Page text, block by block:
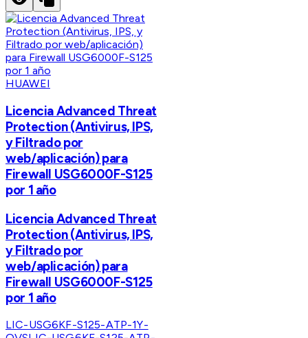
HUAWEI
Licencia Advanced Threat
Protection (Antivirus, IPS,
y Filtrado por
web/aplicación) para
Firewall USG6000F-S125
por 1 año
Licencia Advanced Threat
Protection (Antivirus, IPS,
y Filtrado por
web/aplicación) para
Firewall USG6000F-S125
por 1 año
LIC-USG6KF-S125-ATP-1Y-